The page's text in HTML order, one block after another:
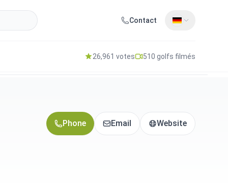
Contact
26,961 votes 510 golfs filmés
Phone Email Website